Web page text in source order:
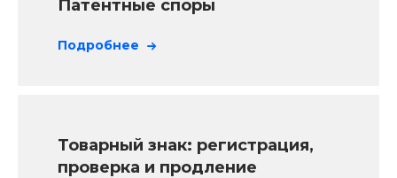
Патентные споры
Подробнее
Товарный знак: регистрация,
проверка и продление